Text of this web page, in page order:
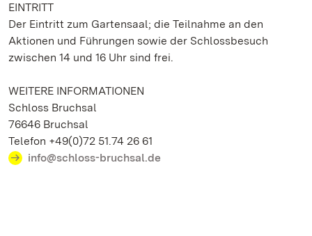
EINTRITT
Der Eintritt zum Gartensaal; die Teilnahme an den
Aktionen und Führungen sowie der Schlossbesuch
zwischen 14 und 16 Uhr sind frei.
WEITERE INFORMATIONEN
Schloss Bruchsal
76646 Bruchsal
Telefon +49(0)72 51.74 26 61
info@schloss-bruchsal.de